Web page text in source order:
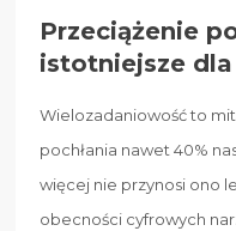
Przeciążenie
istotniejsze
Wielozadaniowość to
pochłania nawet 40%
więcej nie przynosi ono
obecności cyfrowych